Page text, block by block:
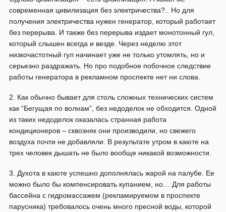
современная цивилизация без электричества?.. Но для
получения электричества нужен генератор, который работает
без перерыва. И также без перерыва издает монотонный гул,
который слышен всегда и везде. Через неделю этот
низкочастотный гул начинает уже не только утомлять, но и
серьезно раздражать. Но про подобное побочное следствие
работы генератора в рекламном проспекте нет ни слова.
2. Как обычно бывает для столь сложных технических систем
как “Бегущая по волнам”, без недоделок не обходится. Одной
из таких недоделок оказалась странная работа
кондиционеров – сквозняк они производили, но свежего
воздуха почти не добавляли. В результате утром в каюте на
трех человек дышать не было вообще никакой возможности.
3. Духота в каюте успешно дополнялась жарой на палубе. Ее
можно было бы компенсировать купанием, но… Для работы
бассейна с гидромассажем (рекламируемом в проспекте
парусника) требовалось очень много пресной воды, которой